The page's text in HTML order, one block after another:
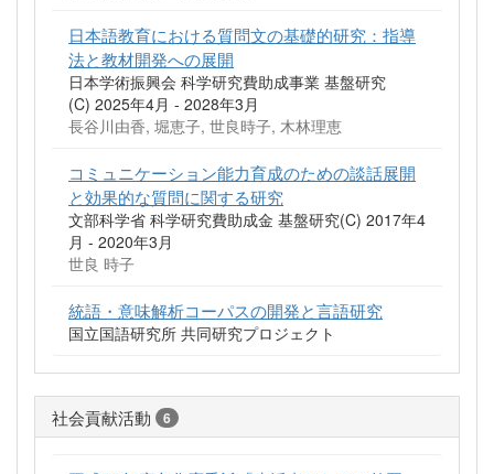
日本語教育における質問文の基礎的研究：指導
法と教材開発への展開
日本学術振興会 科学研究費助成事業 基盤研究
(C) 2025年4月 - 2028年3月
長谷川由香, 堀恵子, 世良時子, 木林理恵
コミュニケーション能力育成のための談話展開
と効果的な質問に関する研究
文部科学省 科学研究費助成金 基盤研究(C) 2017年4
月 - 2020年3月
世良 時子
統語・意味解析コーパスの開発と言語研究
国立国語研究所 共同研究プロジェクト
社会貢献活動 6